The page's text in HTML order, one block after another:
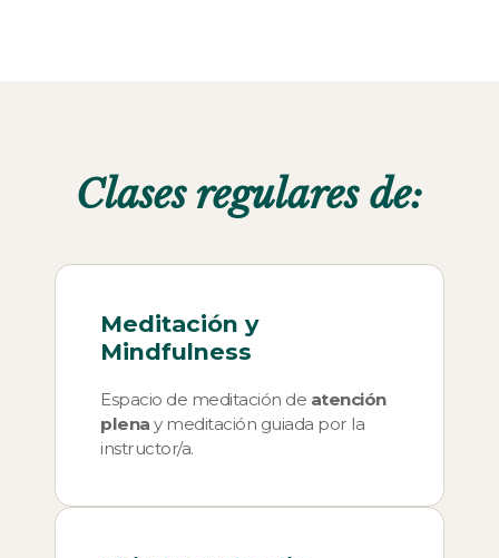
Clases regulares de:
Meditación y
Mindfulness
Espacio de meditación de atención
plena y meditación guiada por la
instructor/a.